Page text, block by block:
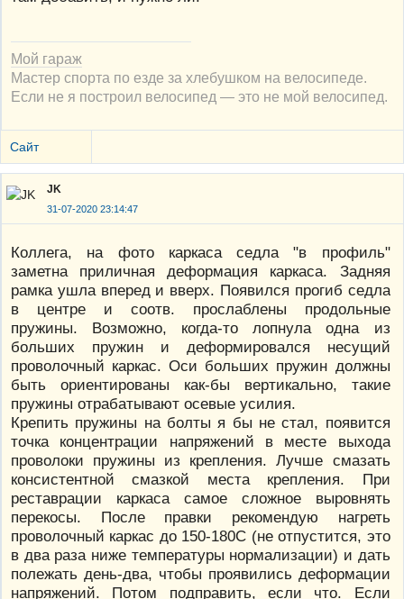
Мой гараж
Мастер спорта по езде за хлебушком на велосипеде.
Если не я построил велосипед — это не мой велосипед.
Сайт
JK
31-07-2020 23:14:47
Коллега, на фото каркаса седла "в профиль"
заметна приличная деформация каркаса. Задняя
рамка ушла вперед и вверх. Появился прогиб седла
в центре и соотв. прослаблены продольные
пружины. Возможно, когда-то лопнула одна из
больших пружин и деформировался несущий
проволочный каркас. Оси больших пружин должны
быть ориентированы как-бы вертикально, такие
пружины отрабатывают осевые усилия.
Крепить пружины на болты я бы не стал, появится
точка концентрации напряжений в месте выхода
проволоки пружины из крепления. Лучше смазать
консистентной смазкой места крепления. При
реставрации каркаса самое сложное выровнять
перекосы. После правки рекомендую нагреть
проволочный каркас до 150-180С (не отпустится, это
в два раза ниже температуры нормализации) и дать
полежать день-два, чтобы проявились деформации
напряжений. Потом подправить, если что. Если